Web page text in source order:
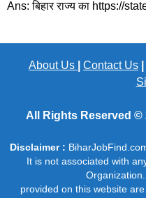
Ans: बिहार राज्य का https://
About Us Contact Us
All Rights Reserved ©
Disclaimer :
It is not associated with
provided on this website